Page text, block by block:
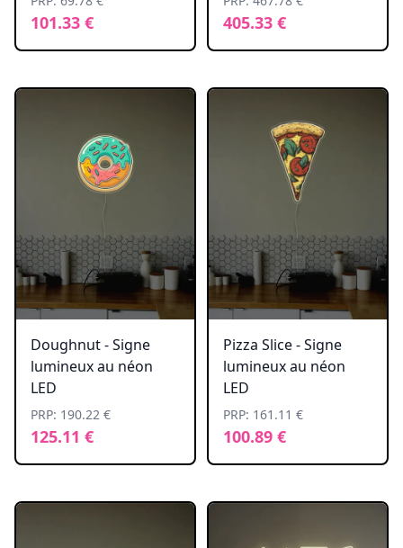
101.33 € 405.33 €
Doughnut - Signe
lumineux au néon
LED
PRP: 190.22 €
125.11 €
Pizza Slice - Signe
lumineux au néon
LED
PRP: 161.11 €
100.89 €